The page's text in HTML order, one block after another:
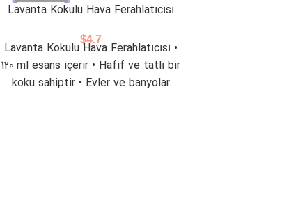
Lavanta Kokulu Hava Ferahlatıcısı
$4.7
Lavanta Kokulu Hava Ferahlatıcısı •
120 ml esans içerir • Hafif ve tatlı bir
koku sahiptir • Evler ve banyolar